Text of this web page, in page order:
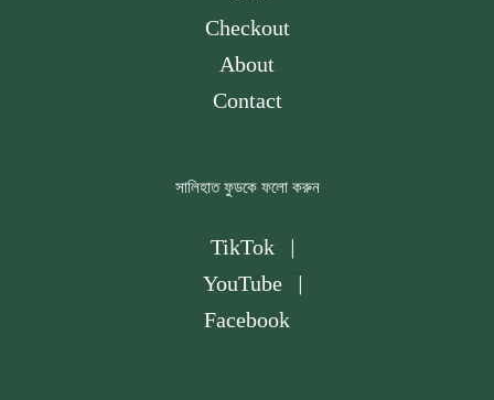
Checkout
About
Contact
সালিহাত ফুডকে ফলো করুন
TikTok
YouTube
Facebook